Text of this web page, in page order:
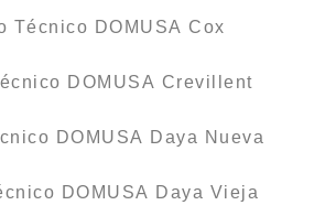
Técnico DOMUSA Cox
DOMUSA Crevillent
DOMUSA Daya Nueva
DOMUSA Daya Vieja